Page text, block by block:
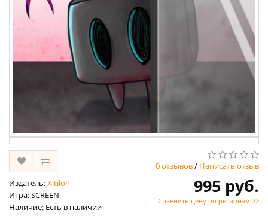
0 отзывов/ Написать отзыв
Издатель:Xitilon
Игра: SCREEN
Наличие: Есть в наличии
995 руб.
Сравнить цену по регионам >>